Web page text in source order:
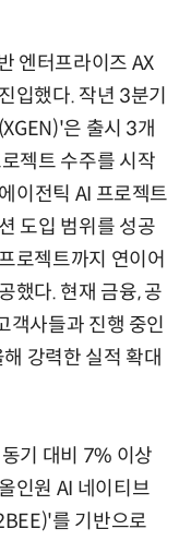
엔터프라이즈 AX
입했다. 작년 3분기
은 출시 3개
젝트 수주를 시작
이전틱 AI 프로젝트
도입 범위를 성공
로젝트까지 연이어
했다. 현재 금융, 공
객사들과 진행 중인
강력한 실적 확대
기 대비 7% 이상
인원 AI 네이티브
를 기반으로